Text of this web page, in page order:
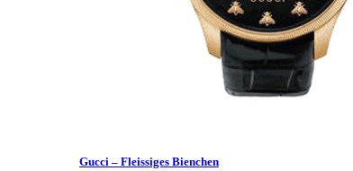
Gucci – Fleissiges Bienchen